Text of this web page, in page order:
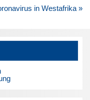
in Westafrika »